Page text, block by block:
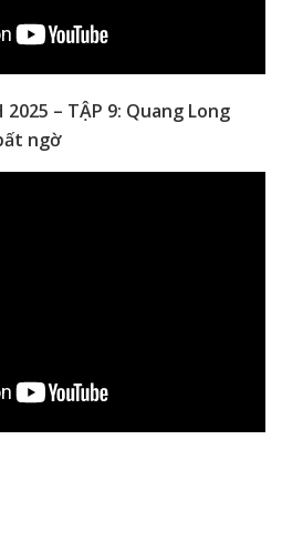
2025 – TẬP 9: Quang Long
ngờ